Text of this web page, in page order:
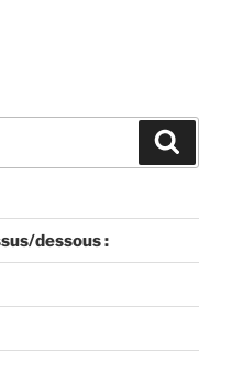
dessous :